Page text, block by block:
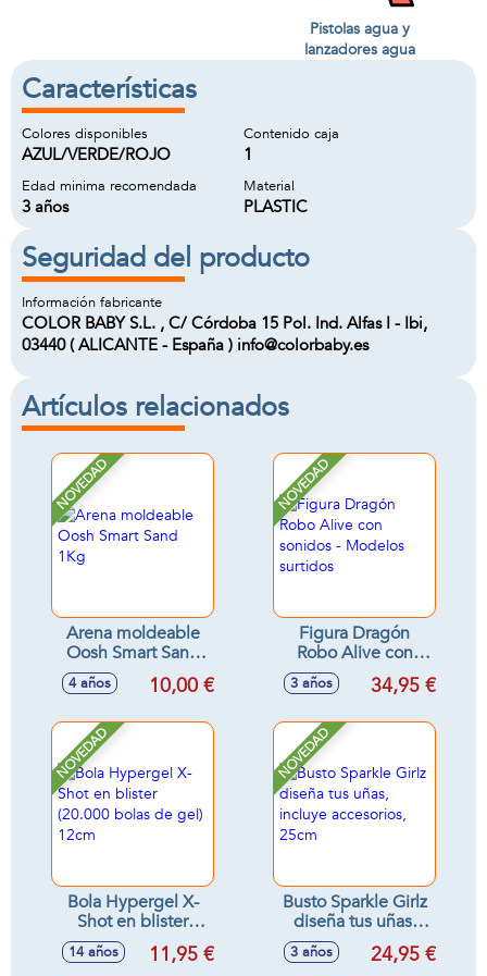
Pistolas agua y
lanzadores agua
Características
Colores disponibles
AZUL/VERDE/ROJO
Contenido caja
1
Edad minima recomendada
3 años
Material
PLASTIC
Seguridad del producto
Información fabricante
COLOR BABY S.L. , C/ Córdoba 15 Pol. Ind. Alfas I - Ibi,
03440 ( ALICANTE - España ) info@colorbaby.es
Artículos relacionados
NOVEDAD
Arena moldeable
Oosh Smart Sand
1Kg
4 años 10,00 €
NOVEDAD
Figura Dragón
Robo Alive con
sonidos - Modelos
surtidos
3 años 34,95 €
NOVEDAD
Bola Hypergel X-
Shot en blister
(20.000 bolas de
gel) 12cm
14 años 11,95 €
NOVEDAD
Busto Sparkle Girlz
diseña tus uñas,
incluye accesorios,
25cm
3 años 24,95 €